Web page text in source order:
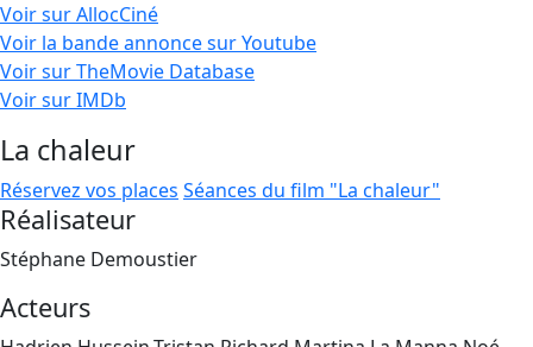
Voir sur AllocCiné
Voir la bande annonce sur Youtube
Voir sur TheMovie Database
Voir sur IMDb
La chaleur
Réservez vos places Séances du film "La chaleur"
Réalisateur
Stéphane Demoustier
Acteurs